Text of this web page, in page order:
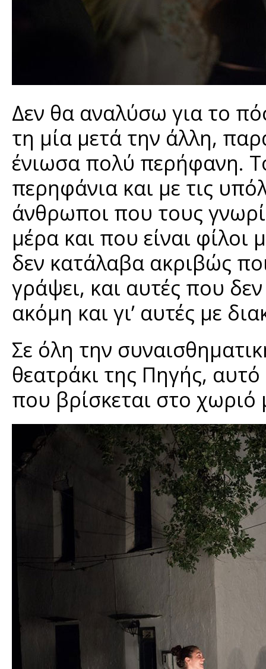
Δεν θα αναλύσω για το
τη μία μετά την άλλη,
ένιωσα πολύ περήφανη.
περηφάνια και με τις
άνθρωποι που τους
μέρα και που είναι φίλοι
δεν κατάλαβα ακριβώς
γράψει, και αυτές που
ακόμη και γι’ αυτές με
Σε όλη την
θεατράκι της Πηγής,
που βρίσκεται στο